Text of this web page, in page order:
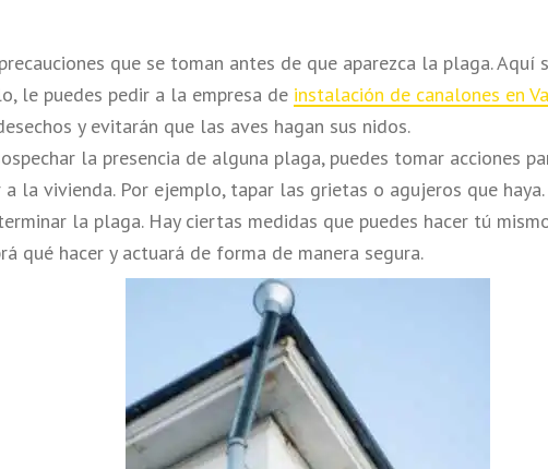
que se toman antes de que aparezca la plaga.
le puedes pedir a la empresa de instalación de canalones en
y evitarán que las aves hagan sus nidos.
la presencia de alguna plaga, puedes tomar acciones
la vivienda. Por ejemplo, tapar las grietas o agujeros que haya.
la plaga. Hay ciertas medidas que puedes hacer tú
qué hacer y actuará de forma de manera segura.